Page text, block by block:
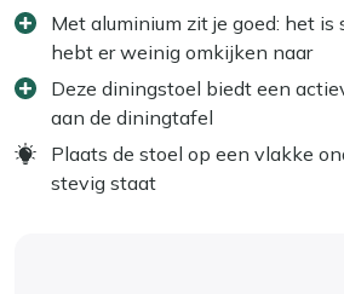
Met aluminium zit je goed: het is
hebt er weinig omkijken naar
Deze diningstoel biedt een
aan de diningtafel
Plaats de stoel op een vlakke
stevig staat